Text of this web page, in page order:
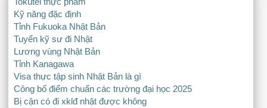
Kỹ năng đặc định
Tỉnh Fukuoka Nhật Bản
Tuyển kỹ sư đi Nhật
Lương vùng Nhật Bản
Tỉnh Kanagawa
Visa thực tập sinh Nhật Bản là gì
Công bố điểm chuẩn các trường đại học 2025
Bị cận có đi xklđ nhật được không